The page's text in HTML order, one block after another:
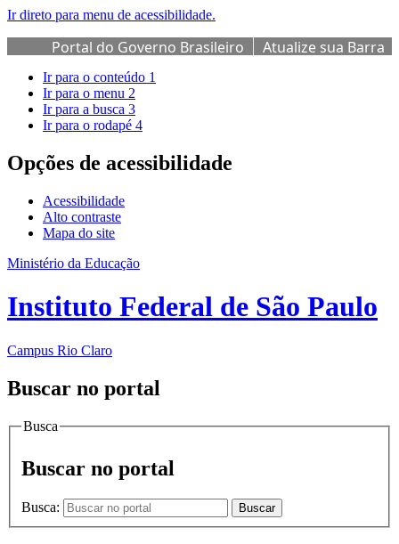
Ir direto para menu de acessibilidade.
Portal do Governo Brasileiro
Atualize sua Barra
de Governo
Ir para o conteúdo 1
Ir para o menu 2
Ir para a busca 3
Ir para o rodapé 4
Opções de acessibilidade
Acessibilidade
Alto contraste
Mapa do site
Ministério da Educação
Instituto Federal de São Paulo
Campus Rio Claro
Buscar no portal
Busca
Buscar no portal
Busca: Buscar